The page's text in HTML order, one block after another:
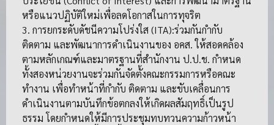
หรือแนวปฏิบัติใหม่เพื่อลดโอกาสในการทุจริต
3. การยกระดับดัชนีความโปร่งใส (ITA):ร่วมกันกำกับ
ติดตาม และพัฒนาการดำเนินงานของ อคส. ให้สอดคล้อง
ตามหลักเกณฑ์และมาตรฐานที่สำนักงาน ป.ป.ช. กำหนด
ทั้งสองหน่วยงานจะร่วมกันจัดตั้งคณะกรรมการหรือคณะ
ทำงาน เพื่อทำหน้าที่กำกับ ติดตาม และขับเคลื่อนการ
ดำเนินงานตามบันทึกข้อตกลงให้เกิดผลสัมฤทธิ์เป็นรูป
ธรรม โดยกำหนดให้มีการประชุมทบทวนความก้าวหน้า